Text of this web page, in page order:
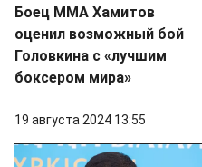
Боец ММА Хамитов
оценил возможный бой
Головкина с «лучшим
боксером мира»
19 августа 2024 13:55